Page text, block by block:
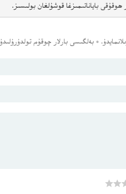
ھوقۇقى باياناتىمىزغا قوشۇلغان بولىسىز.
* بەلگىسى بارلار چوقۇم تولدۇرۇلىدۇ